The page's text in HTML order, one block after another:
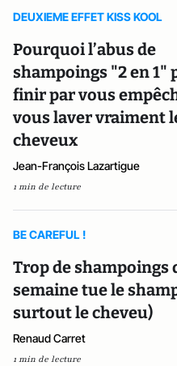
DEUXIEME EFFET KISS KOOL
Pourquoi l’abus de
shampoings "2 en 1"
finir par vous
vous laver vraiment
cheveux
Jean-François Lazartigue
1 min de lecture
BE CAREFUL !
Trop de shampoings
semaine tue le
surtout le cheveu)
Renaud Carret
1 min de lecture